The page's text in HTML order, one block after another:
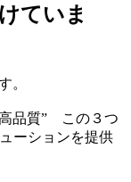
ていま
。
高品質” この３つ
ーションを提供